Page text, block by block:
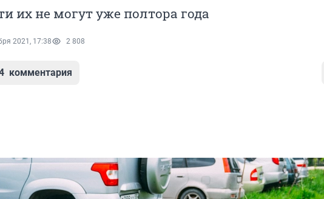
их не могут уже полтора года
2021, 17:38 2 808
комментария